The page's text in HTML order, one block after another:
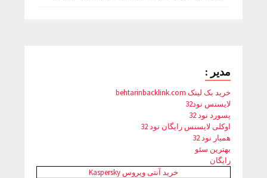
مدیر :
خرید بک لینک behtarinbacklink.com
لایسنس نود32
پسورد نود 32
اوکلی لایسنس رایگان نود 32
همیار نود 32
بهترین سئو
رایگان
خرید آنتی ویروس Kaspersky